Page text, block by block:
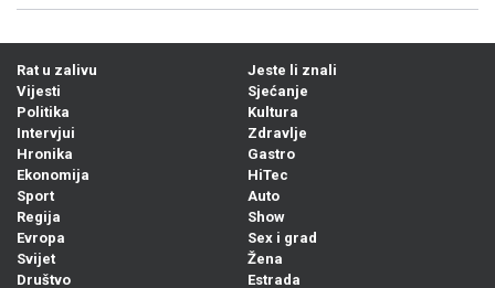
Rat u zalivu
Vijesti
Politika
Intervjui
Hronika
Ekonomija
Sport
Regija
Evropa
Svijet
Društvo
Jeste li znali
Sjećanje
Kultura
Zdravlje
Gastro
HiTec
Auto
Show
Sex i grad
Žena
Estrada